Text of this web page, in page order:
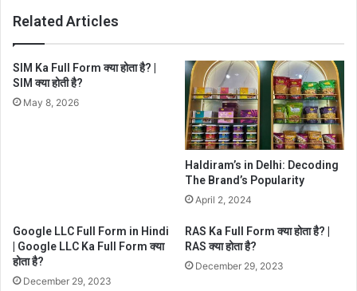
Related Articles
SIM Ka Full Form क्या होता है? |
SIM क्या होती है?
May 8, 2026
Haldiram’s in Delhi: Decoding
The Brand’s Popularity
April 2, 2024
Google LLC Full Form in Hindi
| Google LLC Ka Full Form क्या
होता है?
December 29, 2023
RAS Ka Full Form क्या होता है? |
RAS क्या होता है?
December 29, 2023